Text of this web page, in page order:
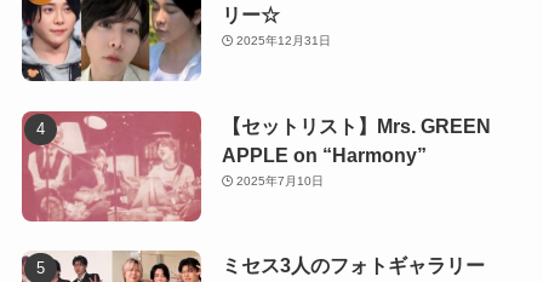
リー☆
2025年12月31日
【セットリスト】Mrs. GREEN
APPLE on “Harmony”
2025年7月10日
ミセス3人のフォトギャラリー